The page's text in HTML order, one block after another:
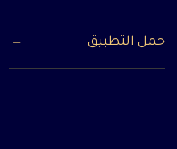
حمل التطبيق